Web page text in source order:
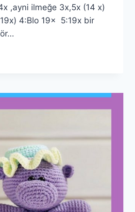
,ayni ilmeğe 3x,5x (14 x)
4:Blo 19x 5:19x bir